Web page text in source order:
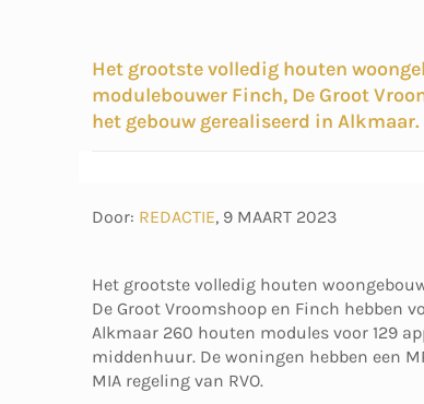
Het grootste volledig houten
modulebouwer Finch, De Groot
het gebouw gerealiseerd in Alkmaar.
Door: REDACTIE, 9 MAART 2023
Het grootste volledig houten
De Groot Vroomshoop en Finch hebben
Alkmaar 260 houten modules voor 129
middenhuur. De woningen hebben een
MIA regeling van RVO.